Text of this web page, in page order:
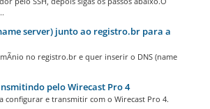
server) junto ao registro.br para a
no registro.br e quer inserir o DNS (name
pelo Wirecast Pro 4
configurar e transmitir com o Wirecast Pro 4.